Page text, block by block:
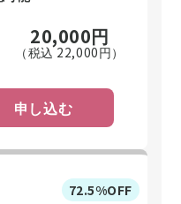
20,000円
（税込22,000円）
申し込む
72.5%OFF